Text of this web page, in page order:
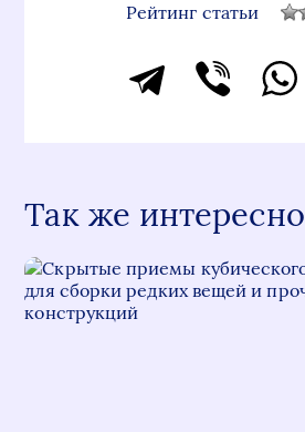
Рейтинг статьи
Так же интересно